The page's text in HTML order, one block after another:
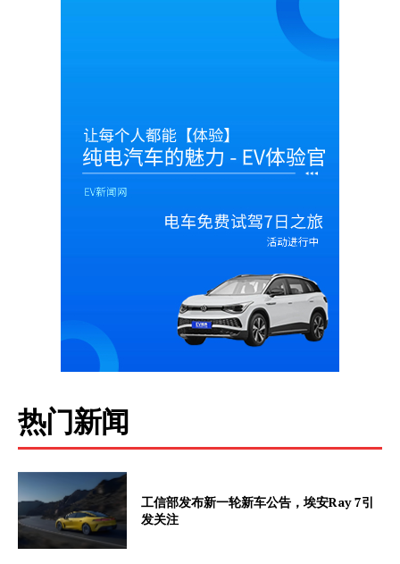
Company
Contact us
Subscription Plans
My account
热门新闻
工信部发布新一轮新车公告，埃安Ray 7引
发关注